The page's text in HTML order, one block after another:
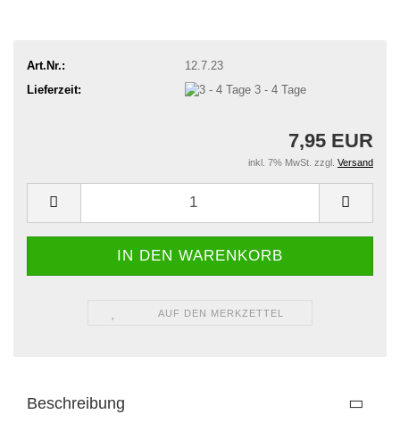
Art.Nr.:
12.7.23
Lieferzeit:
3 - 4 Tage
7,95 EUR
inkl. 7% MwSt. zzgl. Versand
AUF DEN MERKZETTEL
Beschreibung